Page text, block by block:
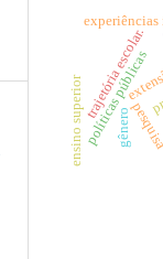
experiências
políticas públicas
trajetória escolar.
ensino superior gênero